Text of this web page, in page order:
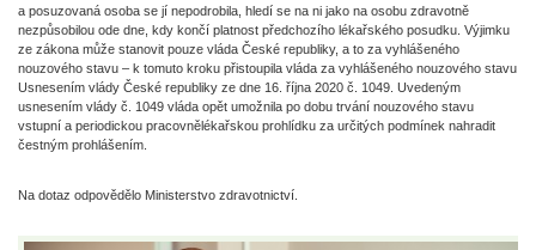
a posuzovaná osoba se jí nepodrobila, hledí se na ni jako na osobu zdravotně
nezpůsobilou ode dne, kdy končí platnost předchozího lékařského posudku. Výjimku
ze zákona může stanovit pouze vláda České republiky, a to za vyhlášeného
nouzového stavu – k tomuto kroku přistoupila vláda za vyhlášeného nouzového stavu
Usnesením vlády České republiky ze dne 16. října 2020 č. 1049. Uvedeným
usnesením vlády č. 1049 vláda opět umožnila po dobu trvání nouzového stavu
vstupní a periodickou pracovnělékařskou prohlídku za určitých podmínek nahradit
čestným prohlášením.
Na dotaz odpovědělo Ministerstvo zdravotnictví.